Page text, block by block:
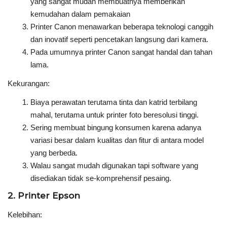
kemudahan dalam pemakaian
Printer Canon menawarkan beberapa teknologi canggih
dan inovatif seperti pencetakan langsung dari kamera.
Pada umumnya printer Canon sangat handal dan tahan
lama.
Kekurangan:
Biaya perawatan terutama tinta dan katrid terbilang
mahal, terutama untuk printer foto beresolusi tinggi.
Sering membuat bingung konsumen karena adanya
variasi besar dalam kualitas dan fitur di antara model
yang berbeda.
Walau sangat mudah digunakan tapi software yang
disediakan tidak se-komprehensif pesaing.
2. Printer Epson
Kelebihan: